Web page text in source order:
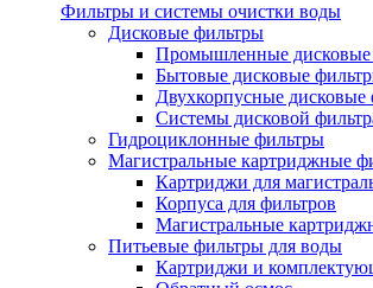
Фильтры и системы очистки воды
Дисковые фильтры
Промышленные дисковые
Бытовые дисковые
Двухкорпусные дисковые
Системы дисковой
Гидроциклонные фильтры
Магистральные картриджные
Картриджи для
Корпуса для фильтров
Магистральные
Питьевые фильтры для воды
Картриджи и